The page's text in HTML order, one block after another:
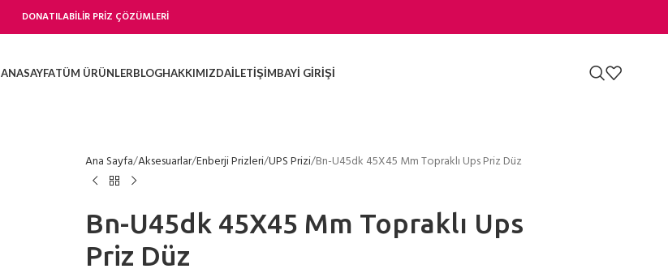
DONATILABİLİR PRİZ ÇÖZÜMLERİ
ANASAYFATÜM ÜRÜNLERBLOGHAKKIMIZDAİLETIŞIMBAYI GIRIŞI
Ana Sayfa Aksesuarlar Enberji Prizleri UPS Prizi Bn-U45dk 45X45 Mm Topraklı Ups Priz Düz
Bn-U45dk 45X45 Mm Topraklı Ups
Priz Düz